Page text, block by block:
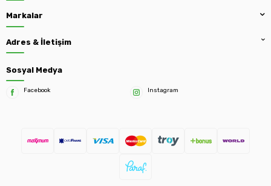
Markalar
Adres & İletişim
Sosyal Medya
Facebook Instagram